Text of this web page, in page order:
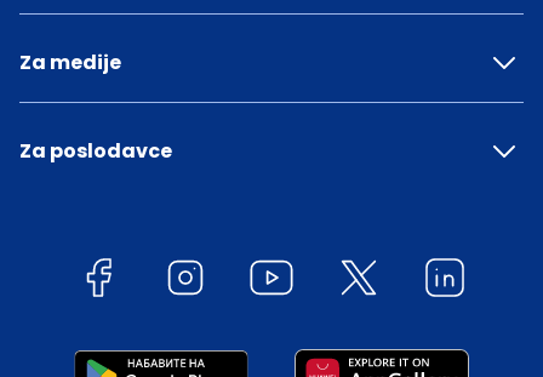
Za medije
Za poslodavce